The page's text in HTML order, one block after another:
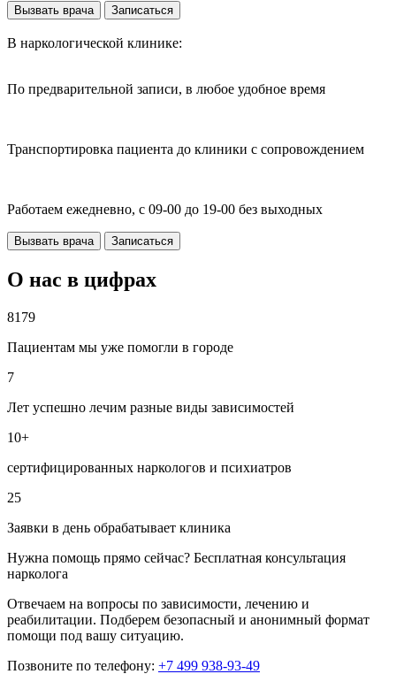
Вызвать врача Записаться
В наркологической клинике:
По предварительной записи, в любое удобное время
Транспортировка пациента до клиники с сопровождением
Работаем ежедневно, с 09-00 до 19-00 без выходных
Вызвать врача Записаться
О нас в цифрах
8179
Пациентам мы уже помогли в городе
7
Лет успешно лечим разные виды зависимостей
10+
сертифицированных наркологов и психиатров
25
Заявки в день обрабатывает клиника
Нужна помощь прямо сейчас? Бесплатная консультация
нарколога
Отвечаем на вопросы по зависимости, лечению и
реабилитации. Подберем безопасный и анонимный формат
помощи под вашу ситуацию.
Позвоните по телефону: +7 499 938-93-49